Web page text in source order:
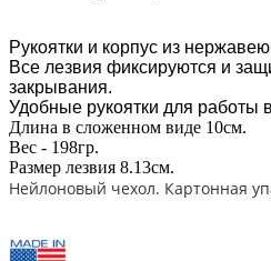
Рукоятки и корпус из
Все лезвия фиксируются и
закрывания.
Удобные рукоятки для работы
Длина в сложенном виде 10см.
Вес - 198гр.
Размер лезвия 8.13см.
Нейлоновый чехол. Картонная